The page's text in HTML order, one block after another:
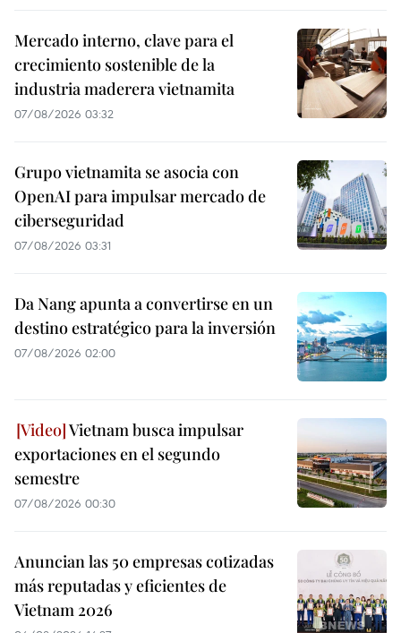
Mercado interno, clave para el
crecimiento sostenible de la
industria maderera vietnamita
07/08/2026 03:32
Grupo vietnamita se asocia con
OpenAI para impulsar mercado de
ciberseguridad
07/08/2026 03:31
Da Nang apunta a convertirse en un
destino estratégico para la inversión
07/08/2026 02:00
Vietnam busca impulsar
exportaciones en el segundo
semestre
07/08/2026 00:30
Anuncian las 50 empresas cotizadas
más reputadas y eficientes de
Vietnam 2026